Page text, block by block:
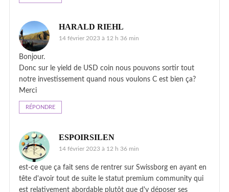
HARALD RIEHL
14 février 2023 à 12 h 36 min
Bonjour.
Donc sur le yield de USD coin nous pouvons sortir tout
notre investissement quand nous voulons C est bien ça?
Merci
RÉPONDRE
ESPOIRSILEN
14 février 2023 à 12 h 36 min
est-ce que ça fait sens de rentrer sur Swissborg en ayant en
tête d'avoir tout de suite le statut premium community qui
est relativement abordable plutôt que d'y déposer ses